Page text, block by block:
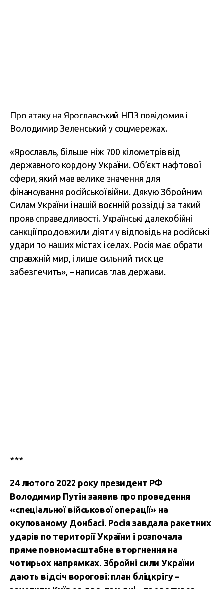
Про атаку на Ярославський НПЗ повідомив і
Володимир Зеленський у соцмережах.
«Ярославль, більше ніж 700 кілометрів від
державного кордону України. Об’єкт нафтової
сфери, який мав велике значення для
фінансування російської війни. Дякую Збройним
Силам України і нашій воєнній розвідці за такий
прояв справедливості. Українські далекобійні
санкції продовжили діяти у відповідь на російські
удари по наших містах і селах. Росія має обрати
справжній мир, і лише сильний тиск це
забезпечить», – написав глав держави.
***
24 лютого 2022 року президент РФ
Володимир Путін заявив про проведення
«спеціальної військової операції» на
окупованому Донбасі. Росія завдала ракетних
ударів по території України і розпочала
пряме повномасштабне вторгнення на
чотирьох напрямках. Збройні сили України
дають відсіч ворогові: план бліцкрігу –